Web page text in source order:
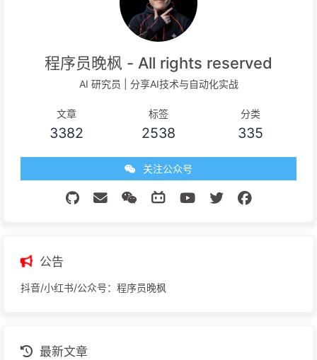
程序员晚枫 - All rights reserved
AI 研究员 | 分享AI技术与自动化实战
文章
3382
标签
2538
分类
335
关注公众号
公告
抖音/小红书/公众号：程序员晚枫
最新文章